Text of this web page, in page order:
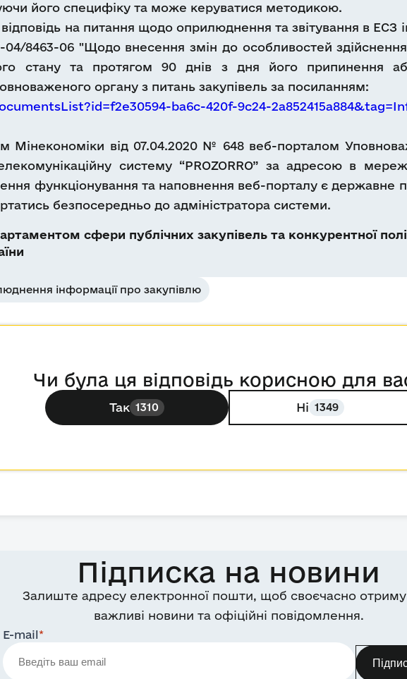
його специфіку та може керуватися методикою.
на питання щодо оприлюднення та звітування в ЕСЗ
8463-06 "Щодо внесення змін до особливостей здійснення
стану та протягом 90 днів з дня його припинення
органу з питань закупівель за посиланням:
ba6c-420f-9c24-
Мінекономіки від 07.04.2020 № 648 веб-порталом
систему “PROZORRO” за адресою в
функціонування та наповнення веб-порталу є державне
безпосередньо до адміністратора системи.
сфери публічних закупівель та конкурентної
інформації про закупівлю
Чи була ця відповідь корисною для
Так 1310 Ні 1349
Підписка на новини
Залиште адресу електронної пошти, щоб своєчасно
важливі новини та офіційні повідомлення.
E-mail*